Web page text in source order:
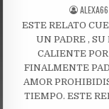
AUTHOR:
ALEXA66
ESTE RELATO
UN PADRE ,
CALIENTE
FINALMENTE
AMOR
TIEMPO. ESTE